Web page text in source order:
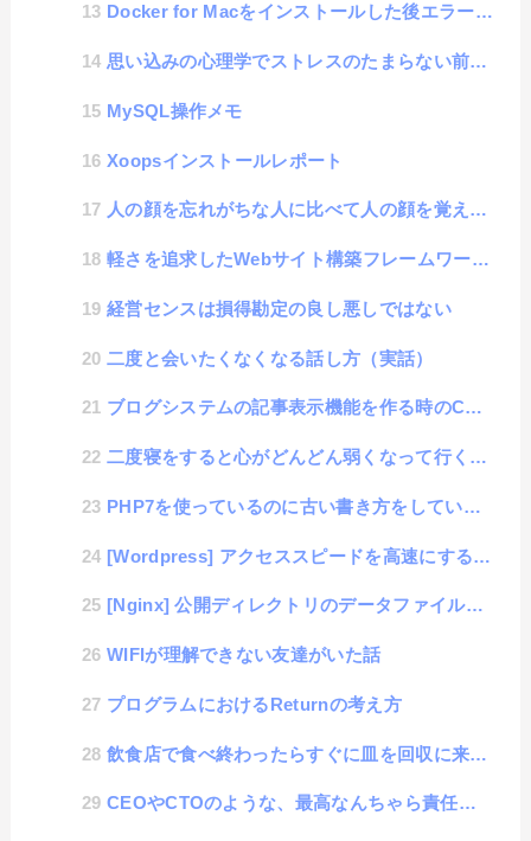
Docker for Macをインストールした後エラーが出た時の対処方法
思い込みの心理学でストレスのたまらない前向き思考を手に入れよう
MySQL操作メモ
Xoopsインストールレポート
人の顔を忘れがちな人に比べて人の顔を覚えられる人は、損する事が多い
軽さを追求したWebサイト構築フレームワーク「MYNT studio」ver0.8を公開
経営センスは損得勘定の良し悪しではない
二度と会いたくなくなる話し方（実話）
ブログシステムの記事表示機能を作る時のCSS公開
二度寝をすると心がどんどん弱くなって行く事実
PHP7を使っているのに古い書き方をしていたので、システム大改修
[Wordpress] アクセススピードを高速にする設定(nginx + php-fpm)
[Nginx] 公開ディレクトリのデータファイルをアクセスできないようにする設定方法
WIFIが理解できない友達がいた話
プログラムにおけるReturnの考え方
飲食店で食べ終わったらすぐに皿を回収に来る店員どう思う？
CEOやCTOのような、最高なんちゃら責任者の役割りと日本企業における考え方